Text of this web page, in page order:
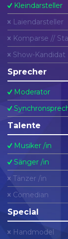
Kleindarsteller
Laiendarsteller
Komparse //
Show-Kandidat
Sprecher
Moderator
Talente
Musiker /in
Sänger /in
Tänzer /in
Comedian
Special
Handmodel